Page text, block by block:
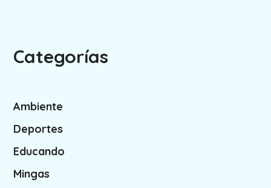
Categorías
Ambiente
Deportes
Educando
Mingas